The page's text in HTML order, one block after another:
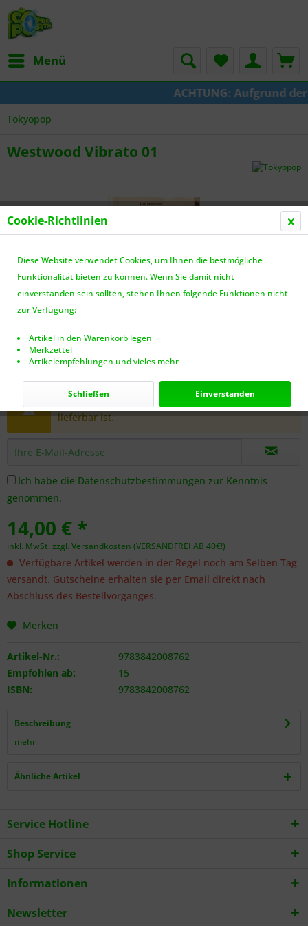
Menü
ACHTUNG: Aufgrund
Tokyopop
Westwood Vibrato 01
Dieser Artikel steht derzeit nicht zur Verfügung!
Benachrichtigen Sie mich, sobald der Artikel
lieferbar ist.
Ich habe die Datenschutzbestimmungen zur Kenntnis
genommen.
14,00 € *
inkl. MwSt. zzgl. Versandkosten (VERSANDFREI AB 40€!)
Verfügbare Artikel werden in der Regel noch am Selben Tag
versandt. Gutscheine erhalten sie per Email direkt nach
Abschluss des Bestellvorganges.
Merken
Artikel-Nr.:
9783842008762
Empfohlen ab:
15
ISBN:
9783842008762
Beschreibung
mehr
Ähnliche Artikel
Service Hotline
Shop Service
Informationen
Newsletter
Cookie-Richtlinien
Diese Website verwendet Cookies, um Ihnen die bestmögliche
Funktionalität bieten zu können. Wenn Sie damit nicht
einverstanden sein sollten, stehen Ihnen folgende Funktionen nicht
zur Verfügung:
Artikel in den Warenkorb legen
Merkzettel
Artikelempfehlungen und vieles mehr
Einverstanden
Schließen